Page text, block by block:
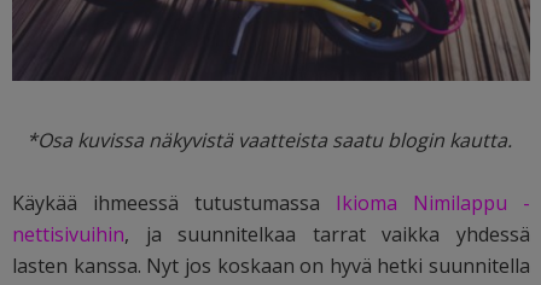
*Osa kuvissa näkyvistä vaatteista saatu blogin kautta.
Käykää ihmeessä tutustumassa Ikioma Nimilappu -
nettisivuihin, ja suunnitelkaa tarrat vaikka yhdessä
lasten kanssa. Nyt jos koskaan on hyvä hetki suunnitella